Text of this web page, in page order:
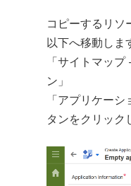
コピーするリソ
以下へ移動しま
「サイトマッ
ン」
「アプリケー
タンをクリック